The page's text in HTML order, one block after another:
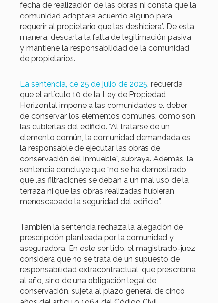
fecha de realización de las obras ni consta que la
comunidad adoptara acuerdo alguno para
requerir al propietario que las deshiciera”. De esta
manera, descarta la falta de legitimación pasiva
y mantiene la responsabilidad de la comunidad
de propietarios.
La sentencia, de 25 de julio de 2025, recuerda
que el artículo 10 de la Ley de Propiedad
Horizontal impone a las comunidades el deber
de conservar los elementos comunes, como son
las cubiertas del edificio. “Al tratarse de un
elemento común, la comunidad demandada es
la responsable de ejecutar las obras de
conservación del inmueble”, subraya. Además, la
sentencia concluye que “no se ha demostrado
que las filtraciones se deban a un mal uso de la
terraza ni que las obras realizadas hubieran
menoscabado la seguridad del edificio”.
También la sentencia rechaza la alegación de
prescripción planteada por la comunidad y
aseguradora. En este sentido, el magistrado-juez
considera que no se trata de un supuesto de
responsabilidad extracontractual, que prescribiría
al año, sino de una obligación legal de
conservación, sujeta al plazo general de cinco